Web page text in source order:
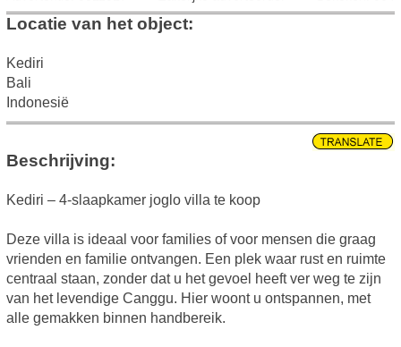
Locatie van het object:
Kediri
Bali
Indonesië
Beschrijving:
Kediri – 4-slaapkamer joglo villa te koop
Deze villa is ideaal voor families of voor mensen die graag
vrienden en familie ontvangen. Een plek waar rust en ruimte
centraal staan, zonder dat u het gevoel heeft ver weg te zijn
van het levendige Canggu. Hier woont u ontspannen, met
alle gemakken binnen handbereik.